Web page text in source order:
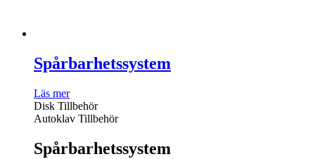
Spårbarhetssystem
Läs mer
Disk Tillbehör
Autoklav Tillbehör
Spårbarhetssystem